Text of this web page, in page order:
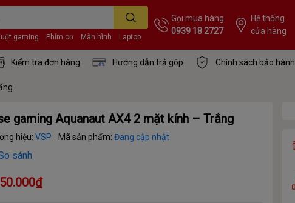
gaming Phím cơ Màn hình Laptop
Gọi mua hàng
0939 18 2727
Hệ thống
cửa hàng
Kiểm tra đơn hàng Hướng dẫn trả góp Chính sách bảo hành
gaming Aquanaut AX4 2 mặt kính – Trắng
hiệu:VSP Mã sản phẩm:Đang cập nhật
sánh